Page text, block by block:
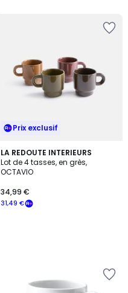
Prix exclusif
LA REDOUTE INTERIEURS
Lot de 4 tasses, en grès,
OCTAVIO
31,49 €
34,99 €